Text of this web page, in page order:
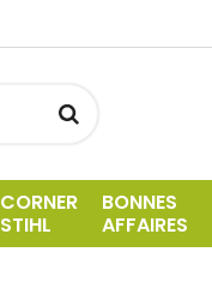
CORNER
STIHL
BONNES
AFFAIRES